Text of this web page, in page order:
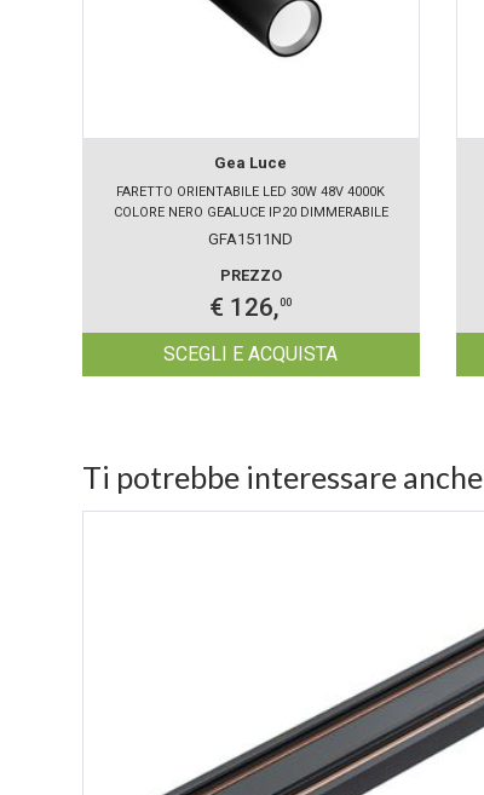
Gea Luce
FARETTO ORIENTABILE LED 30W 48V 4000K
COLORE NERO GEALUCE IP20 DIMMERABILE
GFA1511ND
PREZZO
€ 126,00
SCEGLI E ACQUISTA
Ti potrebbe interessare anche